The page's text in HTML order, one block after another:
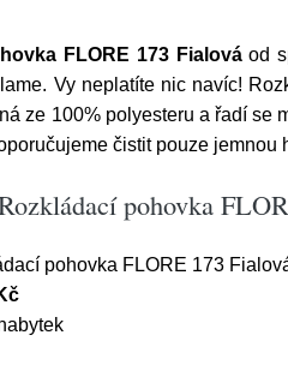
FLORE 173 Fialováod
Vy neplatíte nic navíc!
ze 100% polyesteru a řadí se
čistit pouze
pohovka
pohovka FLORE 173